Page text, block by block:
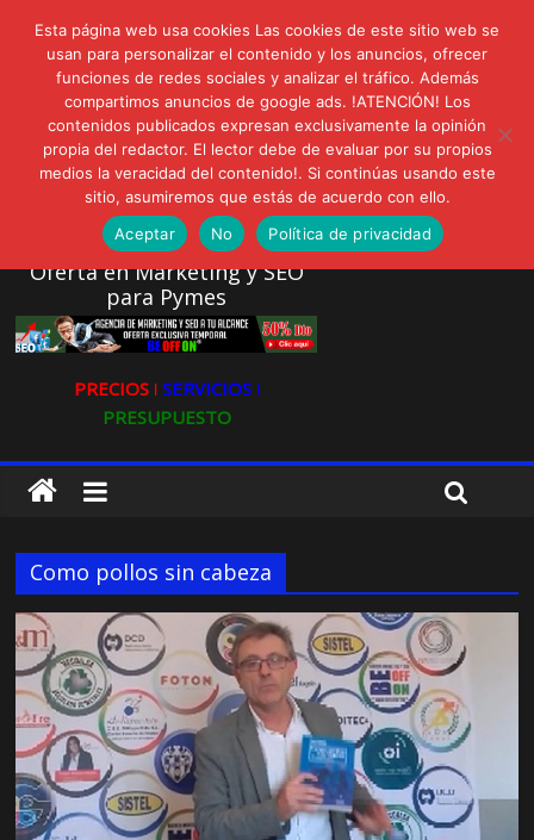
lunes, agosto 3, 2026
Novedades:
AVISPEX PLUS FORTE Bioeffitech y Protección natural sin
dañar el entorno
LIVAM estrena Agua de Sal
Ultravioleta Radio, Cómo una radio sin fines comerciales
conquistó a miles de oyentes
IA: Su importancia en las redes sociales
Gravatar: Tu Huella Digital en las Redes Sociales
Oferta en Marketing y SEO
para Pymes
PRECIOS ǀ SERVICIOS ǀ
PRESUPUESTO
Como pollos sin cabeza
Esta página web usa cookies Las cookies de este sitio web se
usan para personalizar el contenido y los anuncios, ofrecer
funciones de redes sociales y analizar el tráfico. Además
compartimos anuncios de google ads. !ATENCIÓN! Los
contenidos publicados expresan exclusivamente la opinión
propia del redactor. El lector debe de evaluar por su propios
medios la veracidad del contenido!. Si continúas usando este
sitio, asumiremos que estás de acuerdo con ello.
Aceptar
No Política de privacidad